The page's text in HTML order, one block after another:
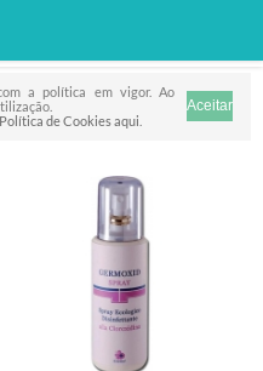
a política em vigor. Ao
Política de Cookies aqui